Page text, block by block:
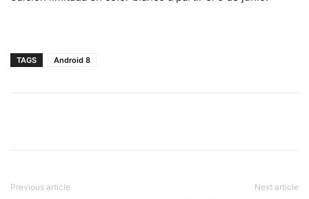
TAGS Android 8
Previous article Next article